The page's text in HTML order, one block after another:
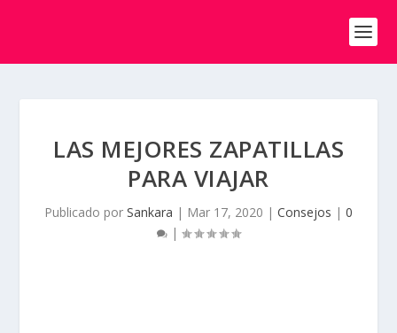
LAS MEJORES ZAPATILLAS
PARA VIAJAR
Publicado por Sankara | Mar 17, 2020 | Consejos | 0
|